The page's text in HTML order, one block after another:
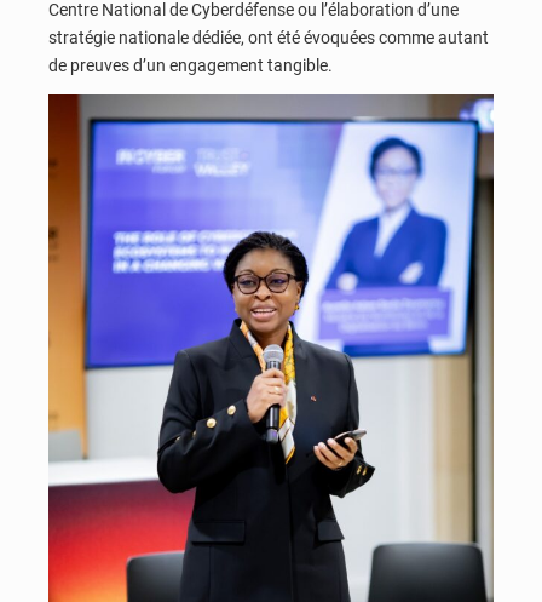
Centre National de Cyberdéfense ou l’élaboration d’une
stratégie nationale dédiée, ont été évoquées comme autant
de preuves d’un engagement tangible.